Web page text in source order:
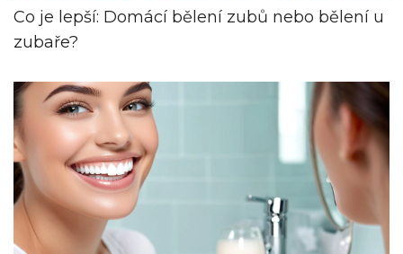
Co je lepší: Domácí bělení zubů nebo bělení u
zubaře?